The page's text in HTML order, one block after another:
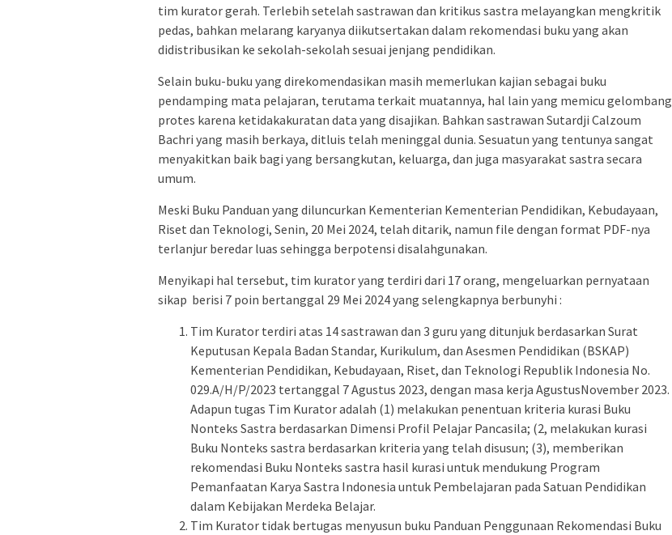
tim kurator gerah. Terlebih setelah sastrawan dan kritikus sastra melayangkan mengkritik
pedas, bahkan melarang karyanya diikutsertakan dalam rekomendasi buku yang akan
didistribusikan ke sekolah-sekolah sesuai jenjang pendidikan.
Selain buku-buku yang direkomendasikan masih memerlukan kajian sebagai buku
pendamping mata pelajaran, terutama terkait muatannya, hal lain yang memicu gelombang
protes karena ketidakakuratan data yang disajikan. Bahkan sastrawan Sutardji Calzoum
Bachri yang masih berkaya, ditluis telah meninggal dunia. Sesuatun yang tentunya sangat
menyakitkan baik bagi yang bersangkutan, keluarga, dan juga masyarakat sastra secara
umum.
Meski Buku Panduan yang diluncurkan Kementerian Kementerian Pendidikan, Kebudayaan,
Riset dan Teknologi, Senin, 20 Mei 2024, telah ditarik, namun file dengan format PDF-nya
terlanjur beredar luas sehingga berpotensi disalahgunakan.
Menyikapi hal tersebut, tim kurator yang terdiri dari 17 orang, mengeluarkan pernyataan
sikap berisi 7 poin bertanggal 29 Mei 2024 yang selengkapnya berbunyhi :
Tim Kurator terdiri atas 14 sastrawan dan 3 guru yang ditunjuk berdasarkan Surat
Keputusan Kepala Badan Standar, Kurikulum, dan Asesmen Pendidikan (BSKAP)
Kementerian Pendidikan, Kebudayaan, Riset, dan Teknologi Republik Indonesia No.
029.A/H/P/2023 tertanggal 7 Agustus 2023, dengan masa kerja AgustusNovember 2023.
Adapun tugas Tim Kurator adalah (1) melakukan penentuan kriteria kurasi Buku
Nonteks Sastra berdasarkan Dimensi Profil Pelajar Pancasila; (2, melakukan kurasi
Buku Nonteks sastra berdasarkan kriteria yang telah disusun; (3), memberikan
rekomendasi Buku Nonteks sastra hasil kurasi untuk mendukung Program
Pemanfaatan Karya Sastra Indonesia untuk Pembelajaran pada Satuan Pendidikan
dalam Kebijakan Merdeka Belajar.
Tim Kurator tidak bertugas menyusun buku Panduan Penggunaan Rekomendasi Buku